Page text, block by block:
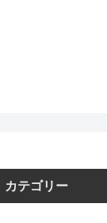
カテゴリー